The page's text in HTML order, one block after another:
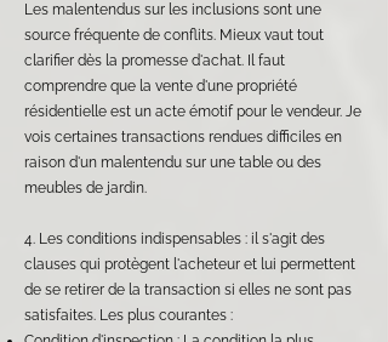
Les malentendus sur les inclusions sont une
source fréquente de conflits. Mieux vaut tout
clarifier dès la promesse d'achat. Il faut
comprendre que la vente d'une propriété
résidentielle est un acte émotif pour le vendeur. Je
vois certaines transactions rendues difficiles en
raison d'un malentendu sur une table ou des
meubles de jardin.
4. Les conditions indispensables : il s'agit des
clauses qui protègent l'acheteur et lui permettent
de se retirer de la transaction si elles ne sont pas
satisfaites. Les plus courantes :